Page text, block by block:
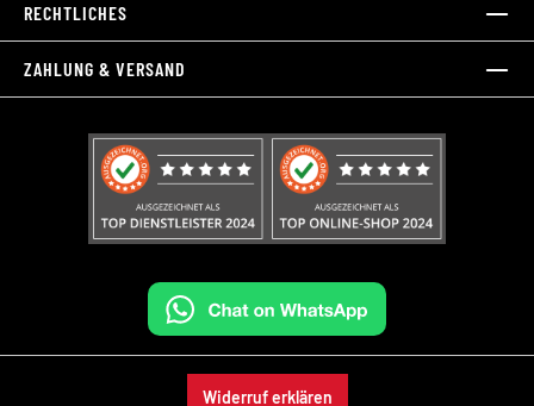
RECHTLICHES
ZAHLUNG & VERSAND
Widerruf erklären